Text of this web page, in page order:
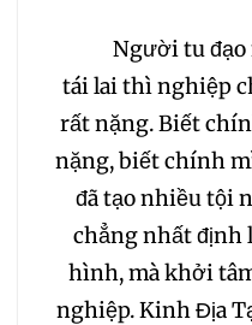
Người tu đạo
tái lai thì nghiệp
rất nặng. Biết
nặng, biết chính
đã tạo nhiều tội
chẳng nhất định
hình, mà khởi
nghiệp. Kinh Địa